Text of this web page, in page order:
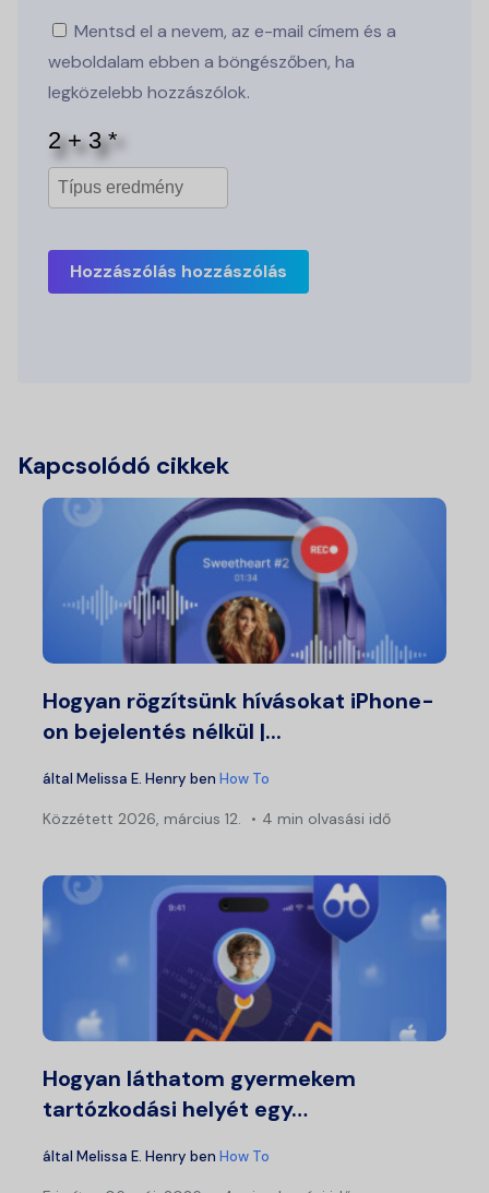
Mentsd el a nevem, az e-mail címem és a
weboldalam ebben a böngészőben, ha
legközelebb hozzászólok.
Hozzászólás hozzászólás
Kapcsolódó cikkek
Hogyan rögzítsünk hívásokat iPhone-
on bejelentés nélkül |...
által Melissa E. Henry ben How To
Közzétett 2026, március 12. 4 min olvasási idő
Hogyan láthatom gyermekem
tartózkodási helyét egy…
által Melissa E. Henry ben How To